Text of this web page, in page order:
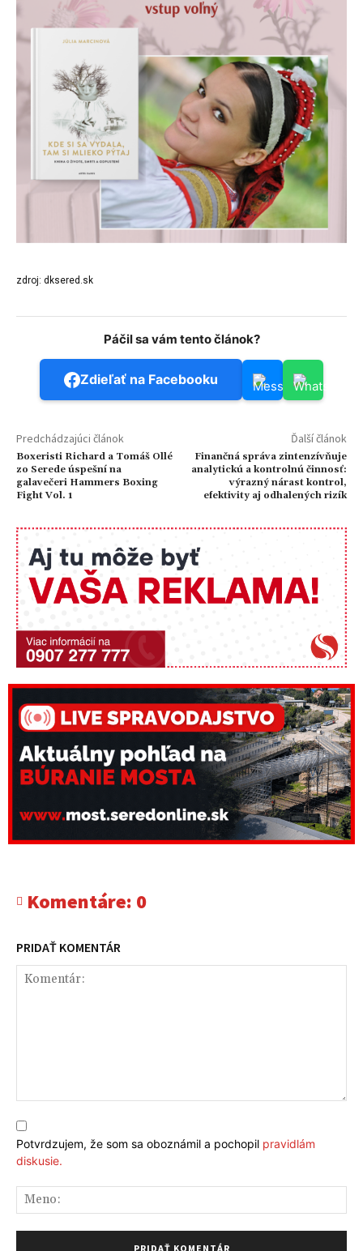
zdroj: dksered.sk
Páčil sa vám tento článok?
Zdieľať na Facebooku
Predchádzajúci článok
Boxeristi Richard a Tomáš Ollé
zo Serede úspešní na
galavečeri Hammers Boxing
Fight Vol. 1
Ďalší článok
Finančná správa zintenzívňuje
analytickú a kontrolnú činnosť:
výrazný nárast kontrol,
efektivity aj odhalených rizík
Komentáre: 0
PRIDAŤ KOMENTÁR
Potvrdzujem, že som sa oboznámil a pochopil pravidlám
diskusie.